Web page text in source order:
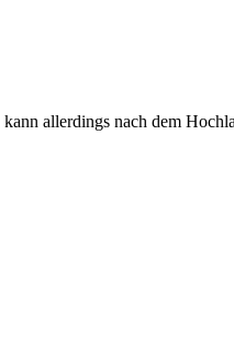
allerdings nach dem